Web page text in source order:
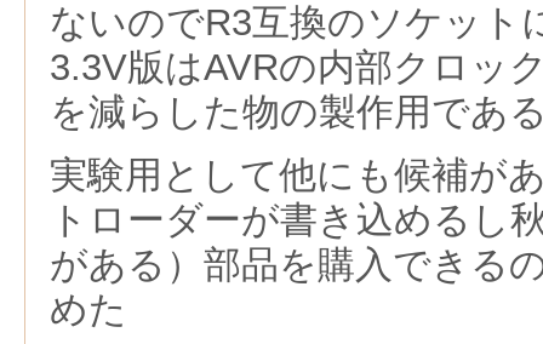
ないのでR3互換のソケット
3.3V版はAVRの内部クロッ
を減らした物の製作用であ
実験用として他にも候補が
トローダーが書き込めるし
がある）部品を購入できる
めた